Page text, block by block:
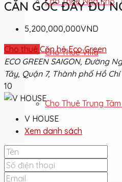
Cho Thuê Villa
Cho Thuê Trung
CĂN GÓC ĐẦY ĐỦ
5,200,000,000VND
Cho thuê Căn hộ Eco Green
ECO GREEN SAIGON, Đường
Tây, Quận 7, Thành phố Hồ
10
V HOUSE
Xem danh sách